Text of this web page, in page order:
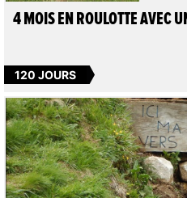
4 MOIS EN ROULOTTE AVEC
120 JOURS